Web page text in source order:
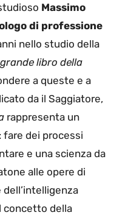
Massimo
di professione
nello studio della
libro della
a queste e a
da il Saggiatore,
rappresenta un
fare dei processi
e una scienza da
alle opere di
dell’intelligenza
concetto della